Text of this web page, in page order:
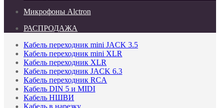
Микрофоны Alctron
РАСПРОДАЖА
Кабель переходник mini JACK 3.5
Кабель переходник mini XLR
Кабель переходник XLR
Кабель переходник JACK 6.3
Кабель переходник RCA
Кабель DIN 5 и MIDI
Кабель НШВИ
Кабель в нарезку